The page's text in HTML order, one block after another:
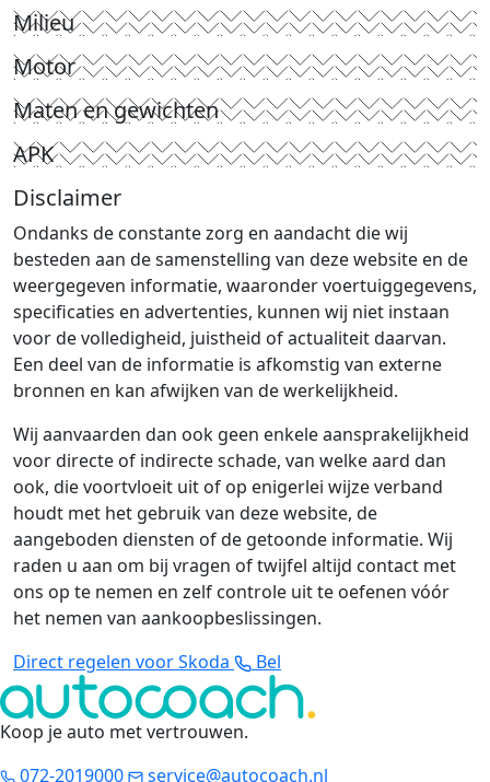
Milieu
Motor
Maten en gewichten
APK
Disclaimer
Ondanks de constante zorg en aandacht die wij
besteden aan de samenstelling van deze website en de
weergegeven informatie, waaronder voertuiggegevens,
specificaties en advertenties, kunnen wij niet instaan
voor de volledigheid, juistheid of actualiteit daarvan.
Een deel van de informatie is afkomstig van externe
bronnen en kan afwijken van de werkelijkheid.
Wij aanvaarden dan ook geen enkele aansprakelijkheid
voor directe of indirecte schade, van welke aard dan
ook, die voortvloeit uit of op enigerlei wijze verband
houdt met het gebruik van deze website, de
aangeboden diensten of de getoonde informatie. Wij
raden u aan om bij vragen of twijfel altijd contact met
ons op te nemen en zelf controle uit te oefenen vóór
het nemen van aankoopbeslissingen.
Direct regelen voor Skoda
Bel
Koop je auto met vertrouwen.
072-2019000
service@autocoach.nl